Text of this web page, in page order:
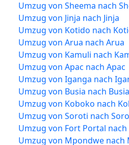
Umzug von Sheema nach
Umzug von Jinja nach Jinja
Umzug von Kotido nach
Umzug von Arua nach Arua
Umzug von Kamuli nach
Umzug von Apac nach Apac
Umzug von Iganga nach
Umzug von Busia nach Busia
Umzug von Koboko nach
Umzug von Soroti nach
Umzug von Fort Portal
Umzug von Mpondwe nach